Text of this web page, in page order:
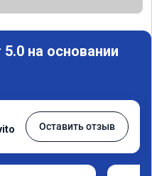
на основании
Оставить отзыв